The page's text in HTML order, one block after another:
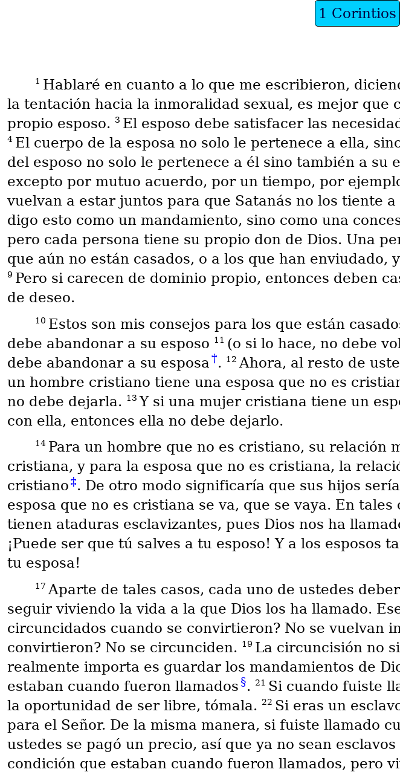
1 Corintios
1 Hablaré en cuanto a lo que me escribieron,
la tentación hacia la inmoralidad sexual, es mejor que
propio esposo. 3 El esposo debe satisfacer las
4 El cuerpo de la esposa no solo le pertenece a ella,
del esposo no solo le pertenece a él sino también a su
excepto por mutuo acuerdo, por un tiempo, por
vuelvan a estar juntos para que Satanás no los tiente
digo esto como un mandamiento, sino como una
pero cada persona tiene su propio don de Dios. Una
que aún no están casados, o a los que han
9 Pero si carecen de dominio propio, entonces deben
de deseo.
10 Estos son mis consejos para los que están
debe abandonar a su esposo 11 (o si lo hace, no debe
debe abandonar a su esposa †. 12 Ahora, al resto de
un hombre cristiano tiene una esposa que no es
no debe dejarla. 13Y si una mujer cristiana tiene un
con ella, entonces ella no debe dejarlo.
14 Para un hombre que no es cristiano, su relación
cristiana, y para la esposa que no es cristiana, la
cristiano‡. De otro modo significaría que sus hijos
esposa que no es cristiana se va, que se vaya. En
tienen ataduras esclavizantes, pues Dios nos ha
¡Puede ser que tú salves a tu esposo! Y a los esposos
tu esposa!
17 Aparte de tales casos, cada uno de ustedes
seguir viviendo la vida a la que Dios los ha llamado.
circuncidados cuando se convirtieron? No se vuelvan
convirtieron? No se circunciden. 19 La circuncisión no
realmente importa es guardar los mandamientos de
estaban cuando fueron llamados§. 21 Si cuando fuiste
la oportunidad de ser libre, tómala. 22 Si eras un
para el Señor. De la misma manera, si fuiste llamado
ustedes se pagó un precio, así que ya no sean
condición que estaban cuando fueron llamados, pero